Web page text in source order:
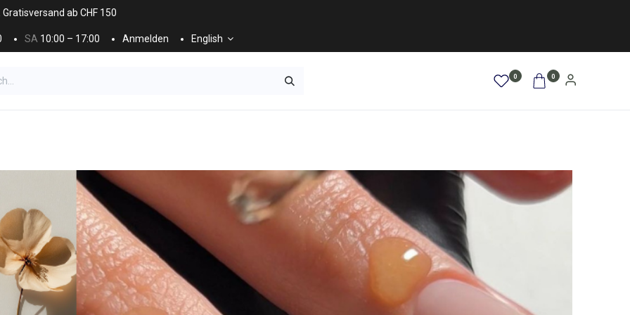
ab CHF 150
SA 10:00 – 17:00 Anmelden English
0 0